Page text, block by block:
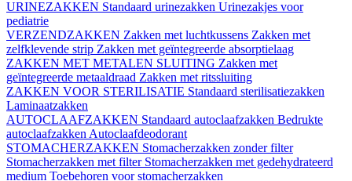
URINEZAKKEN Standaard urinezakken Urinezakjes voor
pediatrie
VERZENDZAKKEN Zakken met luchtkussens Zakken met
zelfklevende strip Zakken met geïntegreerde absorptielaag
ZAKKEN MET METALEN SLUITING Zakken met
geïntegreerde metaaldraad Zakken met ritssluiting
ZAKKEN VOOR STERILISATIE Standaard sterilisatiezakken
Laminaatzakken
AUTOCLAAFZAKKEN Standaard autoclaafzakken Bedrukte
autoclaafzakken Autoclaafdeodorant
STOMACHERZAKKEN Stomacherzakken zonder filter
Stomacherzakken met filter Stomacherzakken met gedehydrateerd
medium Toebehoren voor stomacherzakken